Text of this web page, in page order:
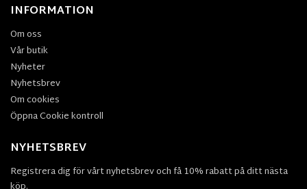
INFORMATION
Om oss
Vår butik
Nyheter
Nyhetsbrev
Om cookies
Öppna Cookie kontroll
NYHETSBREV
Registrera dig för vårt nyhetsbrev och få 10% rabatt på ditt nästa